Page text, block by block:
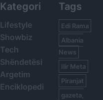
Kategori
Lifestyle
Showbiz
Tech
Shëndetësi
Argetim
Enciklopedi
Tags
Edi Rama
Albania
News
Ilir Meta
Piranjat
gazeta,